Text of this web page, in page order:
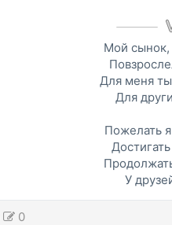
Мой
Для меня
Для
Пожелать
У
0